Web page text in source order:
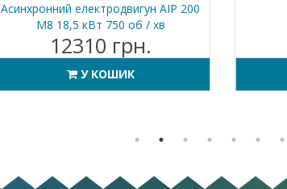
Асинхронний електродвигун АІР 200
M8 18,5 кВт 750 об / хв
12310 грн.
У КОШИК